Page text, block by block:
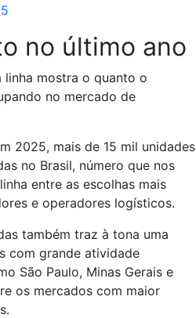
no último ano
linha mostra o quanto o
no mercado de
2025, mais de 15 mil unidades
no Brasil, número que nos
entre as escolhas mais
e operadores logísticos.
também traz à tona uma
com grande atividade
São Paulo, Minas Gerais e
os mercados com maior